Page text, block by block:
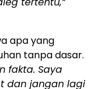
apa yang
tanpa dasar.
fakta. Saya
dan jangan lagi